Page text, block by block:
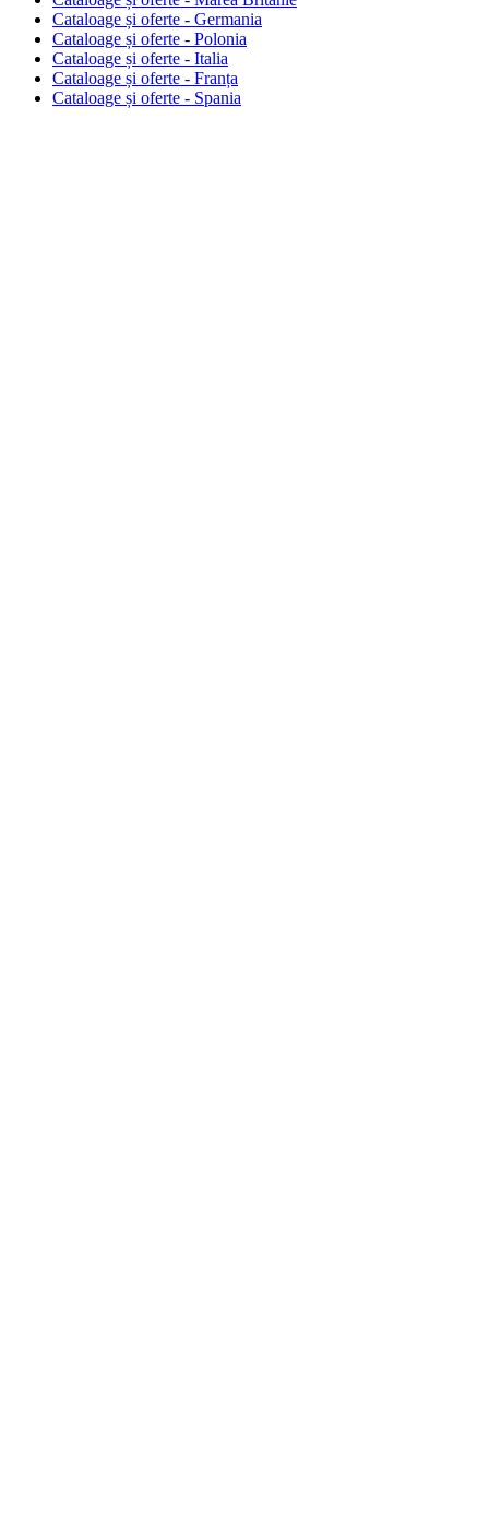
Cataloage și oferte - Germania
Cataloage și oferte - Polonia
Cataloage și oferte - Italia
Cataloage și oferte - Franța
Cataloage și oferte - Spania